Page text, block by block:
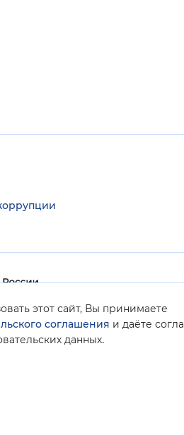
этот сайт, Вы принимаете
соглашения и даёте
данных.
фонд России, 2008-2026